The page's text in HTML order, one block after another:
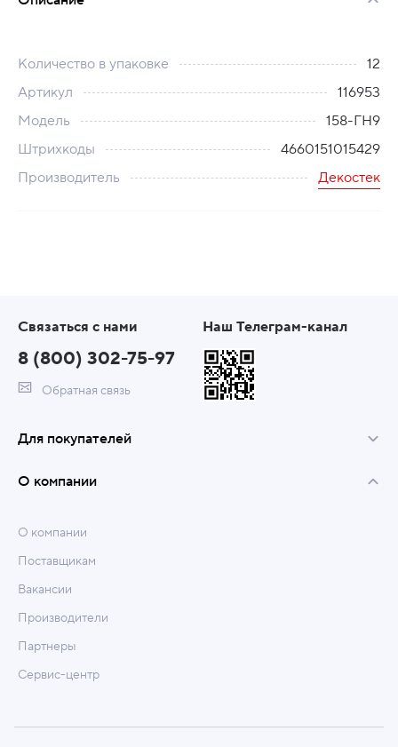
Количество в упаковке
12
Артикул
116953
Модель
158-ГН9
Штрихкоды
4660151015429
Производитель
Декостек
Связаться с нами
8 (800) 302-75-97
Обратная связь
Наш Телеграм-канал
Для покупателей
О компании
О компании
Поставщикам
Вакансии
Производители
Партнеры
Сервис-центр